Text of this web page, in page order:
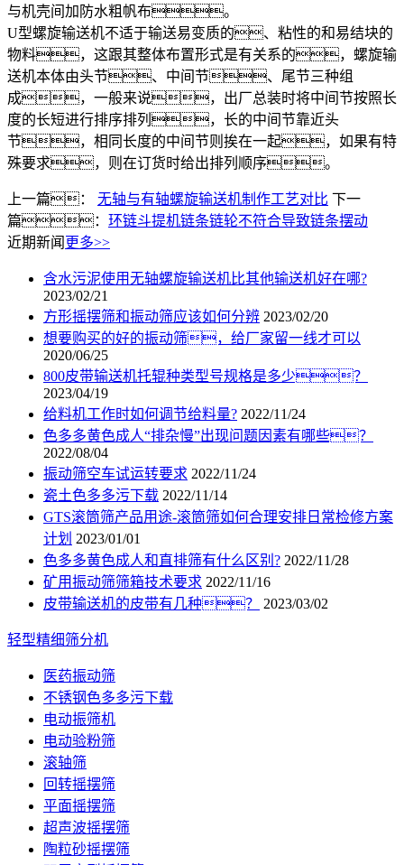
与机壳间加防水粗帆布。
U型螺旋输送机不适于输送易变质的、粘性的和易结块的
物料，这跟其整体布置形式是有关系的，螺旋输
送机本体由头节、中间节、尾节三种组
成，一般来说，出厂总装时将中间节按照长
度的长短进行排序排列，长的中间节靠近头
节，相同长度的中间节则挨在一起，如果有特
殊要求，则在订货时给出排列顺序。
上一篇： 无轴与有轴螺旋输送机制作工艺对比 下一
篇： 环链斗提机链条链轮不符合导致链条摆动
近期新闻 更多>>
含水污泥使用无轴螺旋输送机比其他输送机好在哪?
2023/02/21
方形摇摆筛和振动筛应该如何分辨 2023/02/20
想要购买的好的振动筛，给厂家留一线才可以
2020/06/25
800皮带输送机托辊种类型号规格是多少？
2023/04/19
给料机工作时如何调节给料量? 2022/11/24
色多多黄色成人“排杂慢”出现问题因素有哪些？
2022/08/04
振动筛空车试运转要求 2022/11/24
瓷土色多多污下载 2022/11/14
GTS滚筒筛产品用途-滚筒筛如何合理安排日常检修方案
计划 2023/01/01
色多多黄色成人和直排筛有什么区别? 2022/11/28
矿用振动筛筛箱技术要求 2022/11/16
皮带输送机的皮带有几种？
2023/03/02
轻型精细筛分机
医药振动筛
不锈钢色多多污下载
电动振筛机
电动验粉筛
滚轴筛
回转摇摆筛
平面摇摆筛
超声波摇摆筛
陶粒砂摇摆筛